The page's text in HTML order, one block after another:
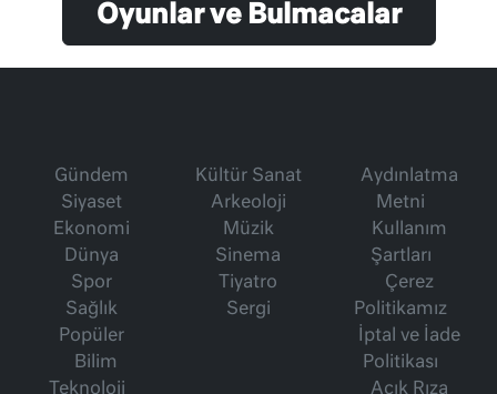
Oyunlar ve Bulmacalar
Gündem
Siyaset
Ekonomi
Dünya
Spor
Sağlık
Popüler
Bilim
Teknoloji
Kültür Sanat
Arkeoloji
Müzik
Sinema
Tiyatro
Sergi
Aydınlatma
Metni
Kullanım
Şartları
Çerez
Politikamız
İptal ve İade
Politikası
Açık Rıza